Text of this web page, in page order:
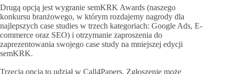
Drugą opcją jest wygranie semKRK Awards (naszego
konkursu branżowego, w którym rozdajemy nagrody dla
najlepszych case studies w trzech kategoriach: Google Ads, E-
commerce oraz SEO) i otrzymanie zaproszenia do
zaprezentowania swojego case study na mniejszej edycji
semKRK.
Trzecia opcja to udział w Call4Papers. Zgłoszenie może